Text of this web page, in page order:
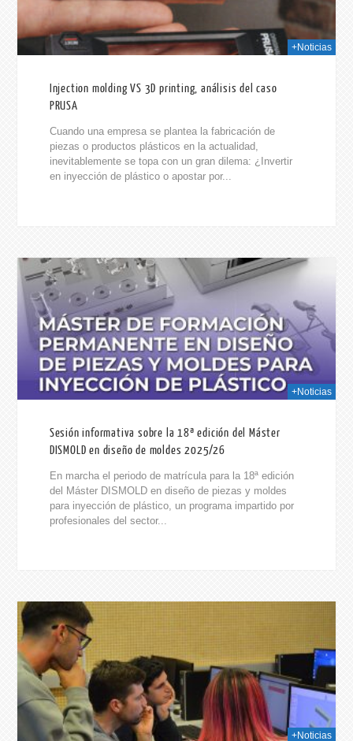
+Noticias
Injection molding VS 3D printing, análisis del caso
PRUSA
Cuando una empresa se plantea la fabricación de
piezas o productos plásticos en la actualidad,
inevitablemente se topa con un gran dilema: ¿Invertir
en inyección de plástico o apostar por...
+Noticias
Sesión informativa sobre la 18ª edición del Máster
DISMOLD en diseño de moldes 2025/26
En marcha el periodo de matrícula para la 18ª edición
del Máster DISMOLD en diseño de piezas y moldes
para inyección de plástico, un programa impartido por
profesionales del sector...
+Noticias